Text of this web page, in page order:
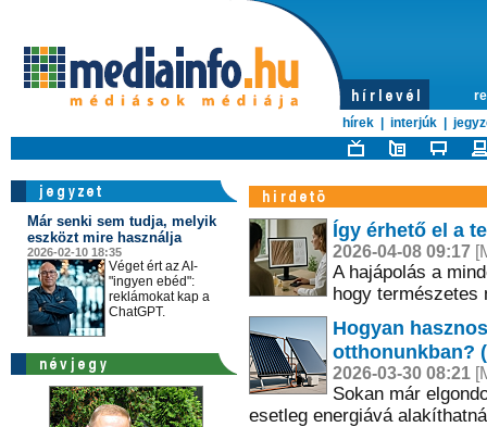
hírek
interjúk
Már senki sem tudja, melyik
eszközt mire használja
2026-02-10 18:35
Véget ért az AI-
"ingyen ebéd":
reklámokat kap a
ChatGPT.
Így érhető el a
2026-04-08 09:17
A hajápolás a
hogy természetes
Hogyan
otthonunkban?
2026-03-30 08:21
Sokan már
esetleg energiává